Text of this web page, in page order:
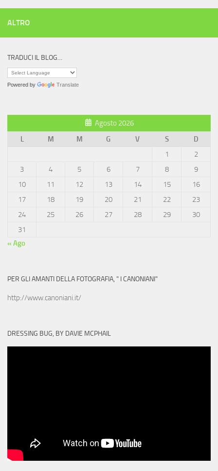
ALTRO
TRADUCI IL BLOG…
Powered by Translate
Agosto 2026
L
M M G V S
D
1
2
3
4 5 6 7 8
9
10
11 12 13 14 15
16
17
18 19 20 21 22
23
24
25 26 27 28 29
30
31
« Ago
PER GLI AMANTI DELLA FOTOGRAFIA, " I CANONIANI"
http://www.canoniani.it/
DRESSING BUG, BY DAVIE MCPHAIL